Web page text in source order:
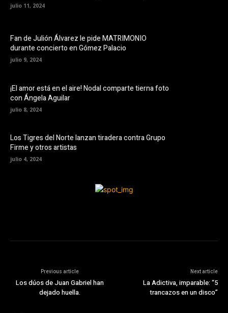
julio 11, 2024
Fan de Julión Álvarez le pide MATRIMONIO
durante concierto en Gómez Palacio
julio 9, 2024
¡El amor está en el aire! Nodal comparte tierna foto
con Ángela Aguilar
julio 8, 2024
Los Tigres del Norte lanzan tiradera contra Grupo
Firme y otros artistas
julio 4, 2024
Previous article
Los dúos de Juan Gabriel han
dejado huella.
Next article
La Adictiva, imparable: “5
trancazos en un disco”